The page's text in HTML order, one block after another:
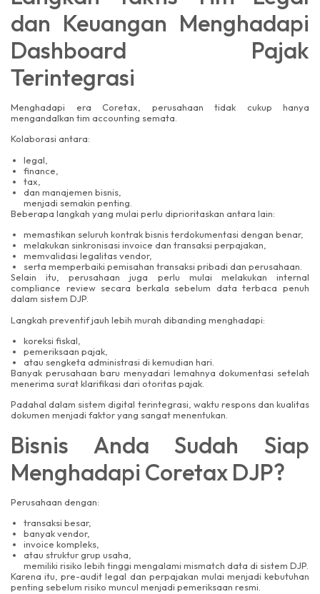
dan Keuangan Menghadapi
Dashboard Pajak
Terintegrasi
Menghadapi era Coretax, perusahaan tidak cukup hanya
mengandalkan tim accounting semata.
Kolaborasi antara:
legal,
finance,
tax,
dan manajemen bisnis,
menjadi semakin penting.
Beberapa langkah yang mulai perlu diprioritaskan antara lain:
memastikan seluruh kontrak bisnis terdokumentasi dengan benar,
melakukan sinkronisasi invoice dan transaksi perpajakan,
memvalidasi legalitas vendor,
serta memperbaiki pemisahan transaksi pribadi dan perusahaan.
Selain itu, perusahaan juga perlu mulai melakukan internal
compliance review secara berkala sebelum data terbaca penuh
dalam sistem DJP.
Langkah preventif jauh lebih murah dibanding menghadapi:
koreksi fiskal,
pemeriksaan pajak,
atau sengketa administrasi di kemudian hari.
Banyak perusahaan baru menyadari lemahnya dokumentasi setelah
menerima surat klarifikasi dari otoritas pajak.
Padahal dalam sistem digital terintegrasi, waktu respons dan kualitas
dokumen menjadi faktor yang sangat menentukan.
Bisnis Anda Sudah Siap
Menghadapi Coretax DJP?
Perusahaan dengan:
transaksi besar,
banyak vendor,
invoice kompleks,
atau struktur grup usaha,
memiliki risiko lebih tinggi mengalami mismatch data di sistem DJP.
Karena itu, pre-audit legal dan perpajakan mulai menjadi kebutuhan
penting sebelum risiko muncul menjadi pemeriksaan resmi.